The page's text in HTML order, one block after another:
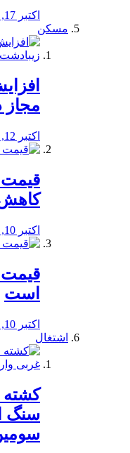
اکتبر 17, 2019
مسکن
مجاز
اکتبر 12, 2019
اکتبر 10, 2019
قیمت
است
اکتبر 10, 2019
اشتغال
سنگ